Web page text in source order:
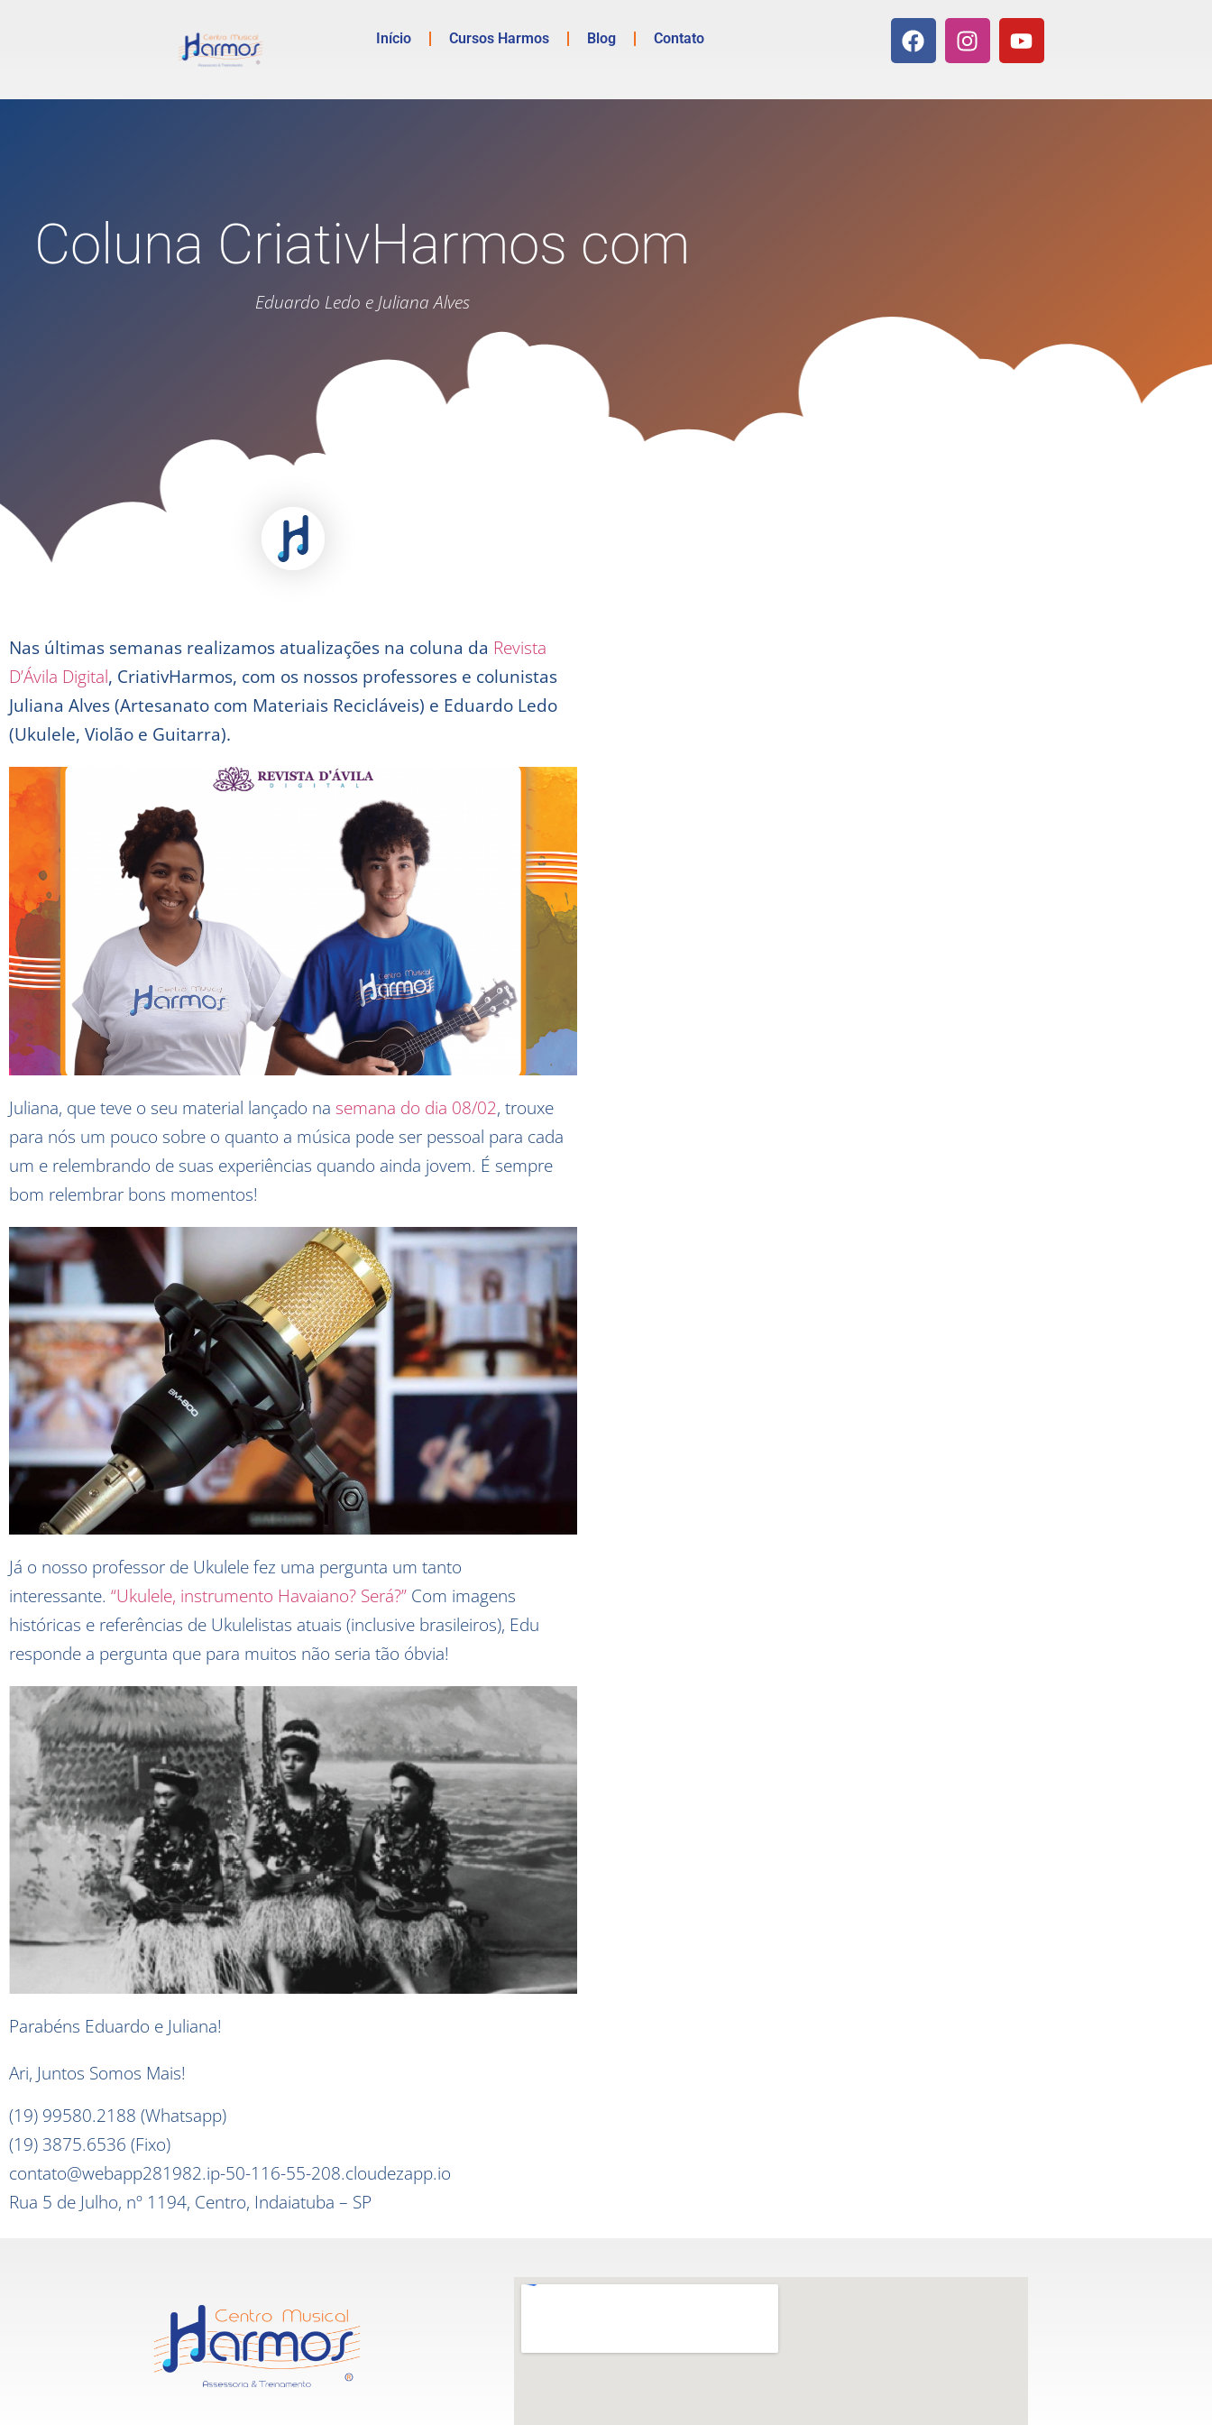
Início Cursos Harmos Blog Contato
Coluna CriativHarmos com
Eduardo Ledo e Juliana Alves
Nas últimas semanas realizamos atualizações na coluna da Revista
D’Ávila Digital, CriativHarmos, com os nossos professores e colunistas
Juliana Alves (Artesanato com Materiais Recicláveis) e Eduardo Ledo
(Ukulele, Violão e Guitarra).
Juliana, que teve o seu material lançado na semana do dia 08/02, trouxe
para nós um pouco sobre o quanto a música pode ser pessoal para cada
um e relembrando de suas experiências quando ainda jovem. É sempre
bom relembrar bons momentos!
Já o nosso professor de Ukulele fez uma pergunta um tanto
interessante. “Ukulele, instrumento Havaiano? Será?” Com imagens
históricas e referências de Ukulelistas atuais (inclusive brasileiros), Edu
responde a pergunta que para muitos não seria tão óbvia!
Parabéns Eduardo e Juliana!
Ari, Juntos Somos Mais!
(19) 99580.2188 (Whatsapp)
(19) 3875.6536 (Fixo)
contato@webapp281982.ip-50-116-55-208.cloudezapp.io
Rua 5 de Julho, nº 1194, Centro, Indaiatuba – SP